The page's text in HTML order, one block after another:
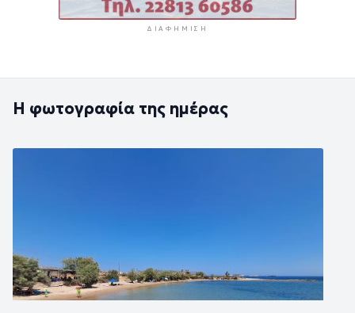
ΔΙΑΦΉΜΙΣΗ
Η φωτογραφία της ημέρας